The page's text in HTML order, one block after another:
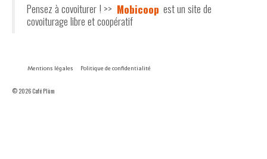
Pensez à covoiturer ! >> Mobicoop est un site de
covoiturage libre et coopératif
Mentions légales Politique de confidentialité
© 2026 Café Plùm